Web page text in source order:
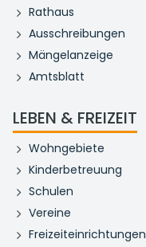
Rathaus
Ausschreibungen
Mängelanzeige
Amtsblatt
LEBEN & FREIZEIT
Wohngebiete
Kinderbetreuung
Schulen
Vereine
Freizeiteinrichtungen